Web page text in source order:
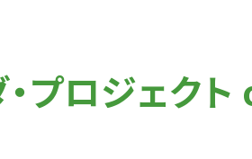
・プロジェク